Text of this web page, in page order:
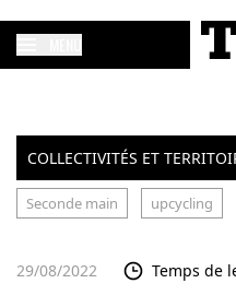
COLLECTIVITÉS ET
Seconde main upcycling
29/08/2022 Temps de